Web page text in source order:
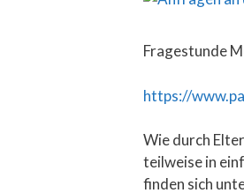
Fragestunde
https://
Wie durch
teilweise in
finden sich